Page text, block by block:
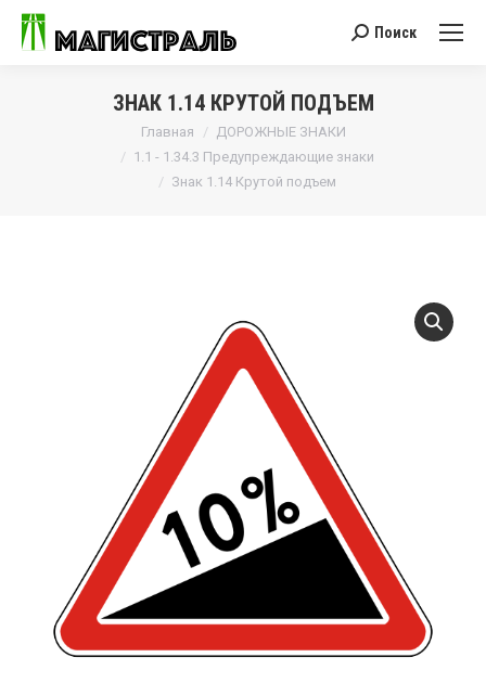
Поиск:
Поиск
ЗНАК 1.14 КРУТОЙ ПОДЪЕМ
Главная
ДОРОЖНЫЕ ЗНАКИ
1.1 - 1.34.3 Предупреждающие знаки
Знак 1.14 Крутой подъем